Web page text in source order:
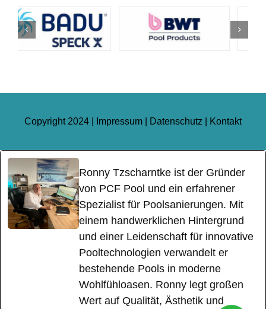
Copyright 2024 | Impressum Datenschutz Kontakt
Ronny Tzscharntke ist der Gründer
von PCF Pool und ein erfahrener
Spezialist für Poolsanierungen. Mit
einem handwerklichen Hintergrund
und einer Leidenschaft für innovative
Pooltechnologien verwandelt er
bestehende Pools in moderne
Wohlfühloasen. Ronny legt großen
Wert auf Qualität, Ästhetik und